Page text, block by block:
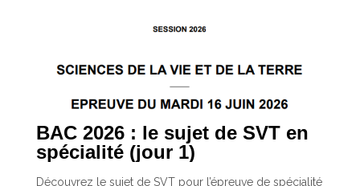
BAC 2026 : le sujet de SVT en
spécialité (jour 1)
Découvrez le sujet de SVT pour l’épreuve de spécialité